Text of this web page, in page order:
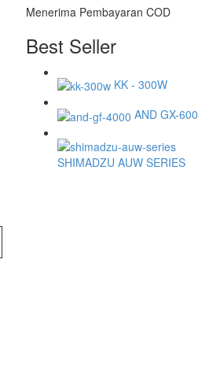
Menerima Pembayaran COD
Best Seller
KK - 300W
AND GX-600
SHIMADZU AUW SERIES